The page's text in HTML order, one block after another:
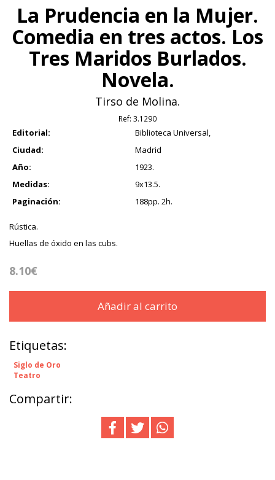
La Prudencia en la Mujer.
Comedia en tres actos. Los
Tres Maridos Burlados.
Novela.
Tirso de Molina.
Ref: 3.1290
Editorial:
Biblioteca Universal,
Ciudad:
Madrid
Año:
1923.
Medidas:
9x13.5.
Paginación:
188pp. 2h.
Rústica.
Huellas de óxido en las cubs.
8.10€
Añadir al carrito
Etiquetas:
Siglo de Oro
Teatro
Compartir: